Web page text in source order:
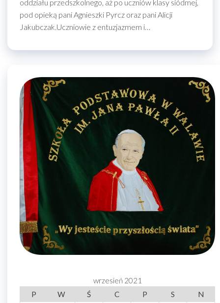
oddziału przedszkolnego, aż po uczniów klasy siódmej,
pod opieką pani Agnieszki Pyrcz oraz pani Alicji
Jakubczak.Uczniowie z entuzjazmem i…
wrzesień 2021
P
W Ś C P S
N